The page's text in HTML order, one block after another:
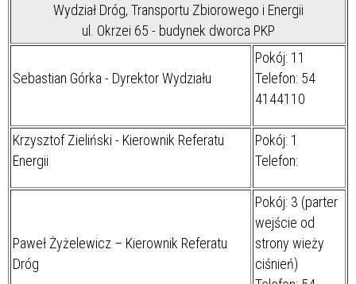
Wydział Dróg, Transportu Zbiorowego i Energii
ul. Okrzei 65 - budynek dworca PKP
Sebastian Górka - Dyrektor Wydziału
Pokój: 11
Telefon: 54
4144110
Krzysztof Zieliński - Kierownik Referatu
Energii
Pokój: 1
Telefon:
Paweł Żyżelewicz – Kierownik Referatu
Dróg
Pokój: 3 (parter
wejście od
strony wieży
ciśnień)